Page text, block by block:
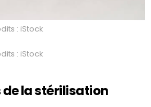
: iStock
: iStock
de la stérilisation